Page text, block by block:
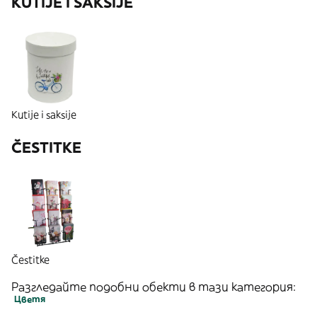
Kutije i saksije
ČESTITKE
Čestitke
Разгледайте подобни обекти в тази категория:
Цветя